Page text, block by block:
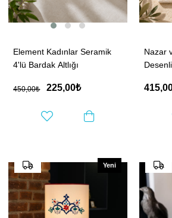
Element Kadınlar Seramik
4'lü Bardak Altlığı
225,00₺
450,00₺
Nazar
Desenli
Yeni